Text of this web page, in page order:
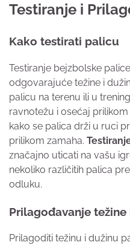
Testiranje i
Kako testirati palicu
Testiranje bejzbolske
odgovarajuće težine i
palicu na terenu ili u
ravnotežu i osećaj
kako se palica drži u ruci
prilikom zamaha.
značajno uticati na vašu
nekoliko različitih palica
odluku.
Prilagođavanje težine
Prilagoditi težinu i dužinu